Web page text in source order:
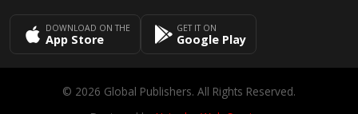
DOWNLOAD ON THE
App Store
GET IT ON
Google Play
© 2026 Global Publishers. All Rights Reserved.